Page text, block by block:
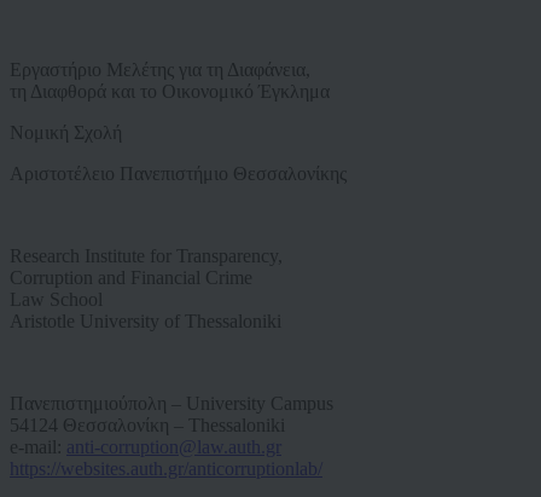
Εργαστήριο Μελέτης για τη Διαφάνεια,
τη Διαφθορά και το Οικονομικό Έγκλημα
Νομική Σχολή
Αριστοτέλειο Πανεπιστήμιο Θεσσαλονίκης
Research Institute for Transparency,
Corruption and Financial Crime
Law School
Aristotle University of Thessaloniki
Πανεπιστημιούπολη – University Campus
54124 Θεσσαλονίκη – Thessaloniki
e- mail: anti-corruption@law.auth.gr
https://websites.auth.gr/anticorruptionlab/